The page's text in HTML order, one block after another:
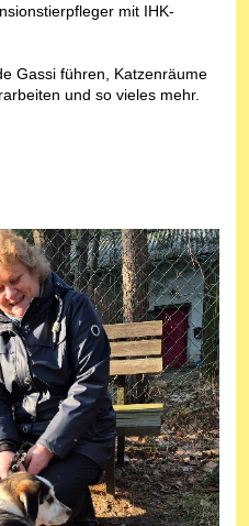
mit IHK-
Gassi führen, Katzenräume
und so vieles mehr.